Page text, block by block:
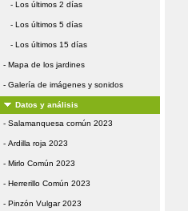
- Los últimos 2 días
- Los últimos 5 días
- Los últimos 15 días
- Mapa de los jardines
- Galería de imágenes y sonidos
Datos y análisis
- Salamanquesa común 2023
- Ardilla roja 2023
- Mirlo Común 2023
- Herrerillo Común 2023
- Pinzón Vulgar 2023